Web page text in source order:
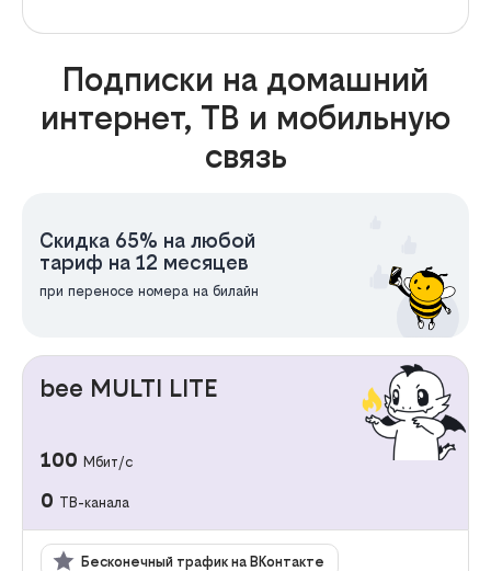
Подписки на домашний
интернет, ТВ и мобильную
связь
Скидка 65% на любой
тариф на 12 месяцев
при переносе номера на билайн
bee MULTI LITE
100 Мбит/с
0 ТВ-канала
Бесконечный трафик на ВКонтакте